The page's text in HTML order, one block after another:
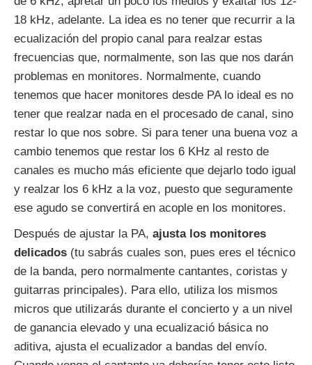
18 kHz, adelante. La idea es no tener que recurrir a la
ecualización del propio canal para realzar estas
frecuencias que, normalmente, son las que nos darán
problemas en monitores. Normalmente, cuando
tenemos que hacer monitores desde PA lo ideal es no
tener que realzar nada en el procesado de canal, sino
restar lo que nos sobre. Si para tener una buena voz a
cambio tenemos que restar los 6 KHz al resto de
canales es mucho más eficiente que dejarlo todo igual
y realzar los 6 kHz a la voz, puesto que seguramente
ese agudo se convertirá en acople en los monitores.
Después de ajustar la PA, ajusta los monitores
delicados (tu sabrás cuales son, pues eres el técnico
de la banda, pero normalmente cantantes, coristas y
guitarras principales). Para ello, utiliza los mismos
micros que utilizarás durante el concierto y a un nivel
de ganancia elevado y una ecualizació básica no
aditiva, ajusta el ecualizador a bandas del envío.